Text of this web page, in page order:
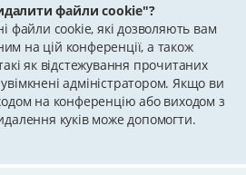
файли cookie"?
файли cookie, які дозволяють вам
на цій конференції, а також
як відстежування прочитаних
адміністратором. Якщо ви
на конференцію або виходом з
куків може допомогти.